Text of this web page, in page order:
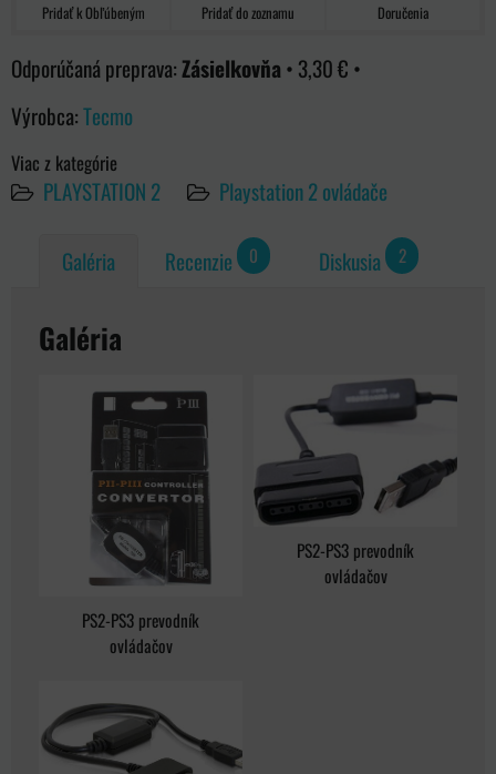
Pridať k Obľúbeným Pridať do zoznamu Doručenia
Zásielkovňa • 3,30 € •
Výrobca:Tecmo
Viac z kategórie
PLAYSTATION 2 Playstation 2 ovládače
Galéria Recenzie 0 Diskusia 2
Galéria
PS2-PS3 prevodník
ovládačov
PS2-PS3 prevodník
ovládačov